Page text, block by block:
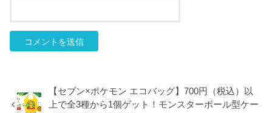
【セブン×ポケモン エコバッグ】700円（税込）以
上で全3種から1個ゲット！モンスターボール型ケー